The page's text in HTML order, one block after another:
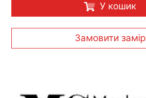
У кошик
Замовити замір